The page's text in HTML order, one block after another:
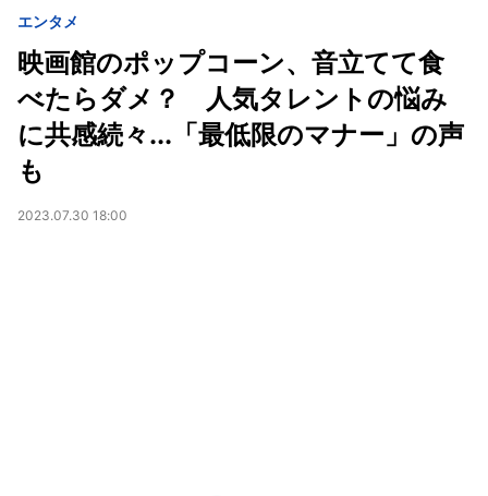
エンタメ
映画館のポップコーン、音立てて食
べたらダメ？ 人気タレントの悩み
に共感続々...「最低限のマナー」の声
も
2023.07.30 18:00